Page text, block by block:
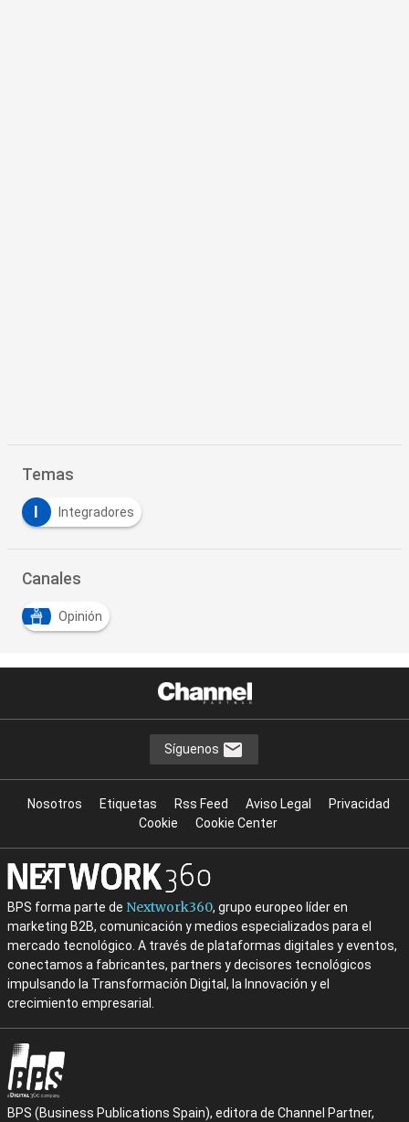
Temas
Integradores
Canales
Opinión
Síguenos
Nosotros Etiquetas Rss Feed Aviso Legal
Privacidad
Cookie
Cookie Center
BPS forma parte de Nextwork360, grupo europeo líder en
marketing B2B, comunicación y medios especializados para el
mercado tecnológico. A través de plataformas digitales y eventos,
conectamos a fabricantes, partners y decisores tecnológicos
impulsando la Transformación Digital, la Innovación y el
crecimiento empresarial.
BPS (Business Publications Spain), editora de Channel Partner,